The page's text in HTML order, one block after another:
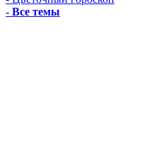
- Все темы